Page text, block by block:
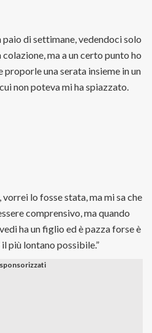
di settimane, vedendoci solo
ma a un certo punto ho
una serata insieme in un
non poteva mi ha spiazzato.
vorrei lo fosse stata, ma mi sa che
comprensivo, ma quando
ha un figlio ed è pazza forse è
più lontano possibile.”